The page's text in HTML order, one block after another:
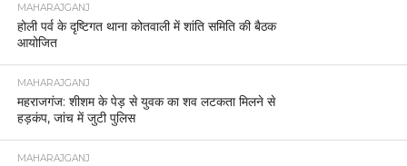
MAHARAJGANJ
होली पर्व के दृष्टिगत थाना कोतवाली में शांति समिति की बैठक
आयोजित
MAHARAJGANJ
महराजगंज: शीशम के पेड़ से युवक का शव लटकता मिलने से
हड़कंप, जांच में जुटी पुलिस